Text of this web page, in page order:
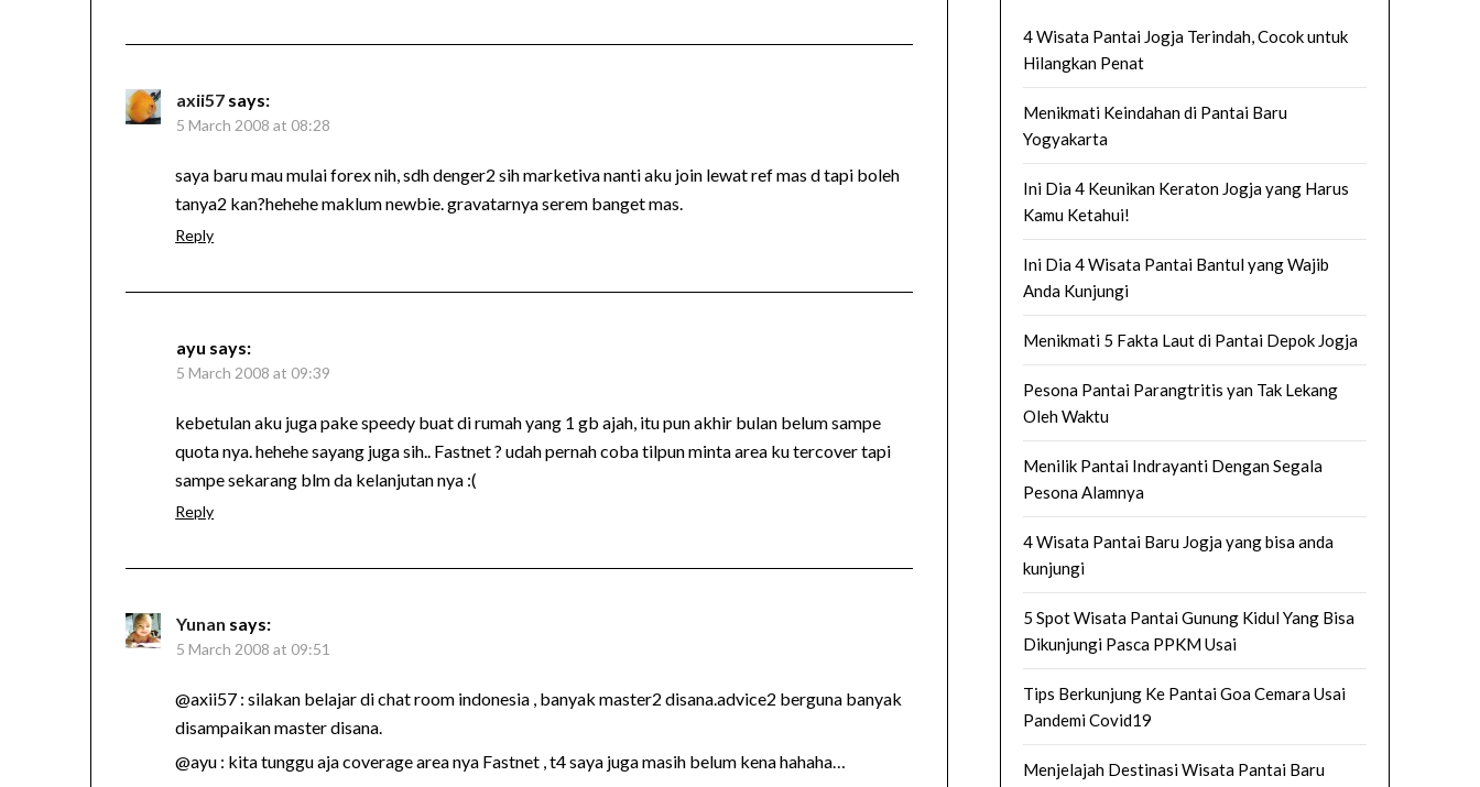
axii57 says:
5 March 2008 at 08:28
saya baru mau mulai forex nih, sdh denger2 sih marketiva nanti aku join lewat ref mas d tapi boleh
tanya2 kan?hehehe maklum newbie. gravatarnya serem banget mas.
Reply
ayu says:
5 March 2008 at 09:39
kebetulan aku juga pake speedy buat di rumah yang 1 gb ajah, itu pun akhir bulan belum sampe
quota nya. hehehe sayang juga sih.. Fastnet ? udah pernah coba tilpun minta area ku tercover tapi
sampe sekarang blm da kelanjutan nya :(
Reply
Yunan says:
5 March 2008 at 09:51
@axii57 : silakan belajar di chat room indonesia , banyak master2 disana.advice2 berguna banyak
disampaikan master disana.
@ayu : kita tunggu aja coverage area nya Fastnet , t4 saya juga masih belum kena hahaha…
4 Wisata Pantai Jogja Terindah, Cocok untuk
Hilangkan Penat
Menikmati Keindahan di Pantai Baru
Yogyakarta
Ini Dia 4 Keunikan Keraton Jogja yang Harus
Kamu Ketahui!
Ini Dia 4 Wisata Pantai Bantul yang Wajib
Anda Kunjungi
Menikmati 5 Fakta Laut di Pantai Depok Jogja
Pesona Pantai Parangtritis yan Tak Lekang
Oleh Waktu
Menilik Pantai Indrayanti Dengan Segala
Pesona Alamnya
4 Wisata Pantai Baru Jogja yang bisa anda
kunjungi
5 Spot Wisata Pantai Gunung Kidul Yang Bisa
Dikunjungi Pasca PPKM Usai
Tips Berkunjung Ke Pantai Goa Cemara Usai
Pandemi Covid19
Menjelajah Destinasi Wisata Pantai Baru